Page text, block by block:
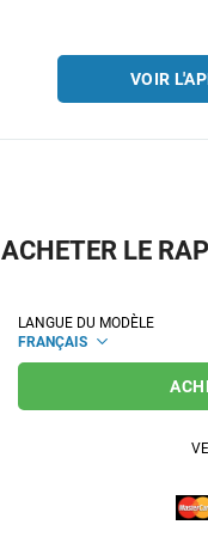
VOIR
ACHETER LE
LANGUE DU MODÈLE
FRANÇAIS